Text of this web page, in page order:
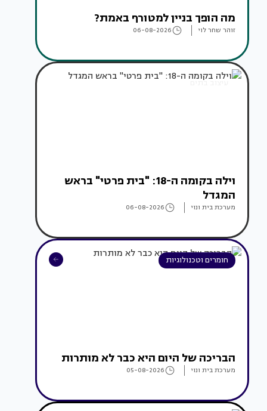
מה הופך בניין למטורף באמת?
זוהר שחר לוי 06-08-2026
עיצוב בתים
וילה בקומה ה-18: "בית פרטי" בראש
המגדל
מערכת בית ונוי 06-08-2026
חומרים וטכנולוגיות
הבריכה של היום היא כבר לא מותרות
מערכת בית ונוי 05-08-2026